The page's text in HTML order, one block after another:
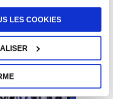
LES COOKIES